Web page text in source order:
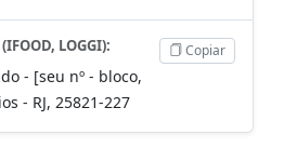
LOGGI):
- [seu nº - bloco,
- RJ, 25821-227
Copiar